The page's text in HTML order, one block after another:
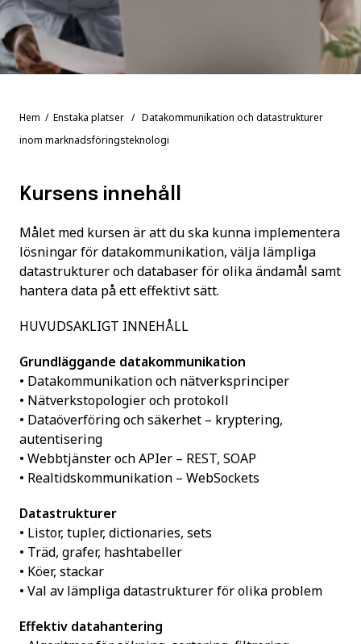
Hem / Enstaka platser / Datakommunikation och datastrukturer
inom marknadsföringsteknologi
Kursens innehåll
Målet med kursen är att du ska kunna implementera
lösningar för datakommunikation, välja lämpliga
datastrukturer och databaser för olika ändamål samt
hantera data på ett effektivt sätt.
HUVUDSAKLIGT INNEHÅLL
Grundläggande datakommunikation
• Datakommunikation och nätverksprinciper
• Nätverkstopologier och protokoll
• Dataöverföring och säkerhet – kryptering,
autentisering
• Webbtjänster och APIer – REST, SOAP
• Realtidskommunikation – WebSockets
Datastrukturer
• Listor, tupler, dictionaries, sets
• Träd, grafer, hashtabeller
• Köer, stackar
• Val av lämpliga datastrukturer för olika problem
Effektiv datahantering